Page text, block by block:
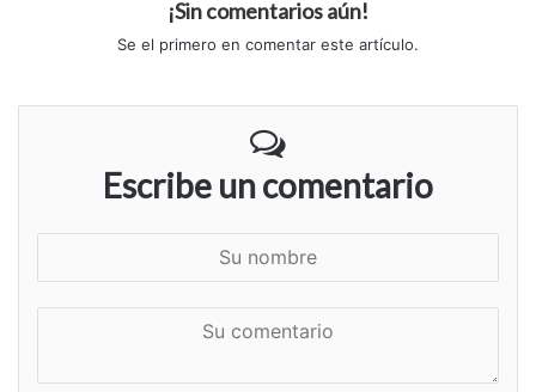
¡Sin comentarios aún!
Se el primero en comentar este artículo.
Escribe un comentario